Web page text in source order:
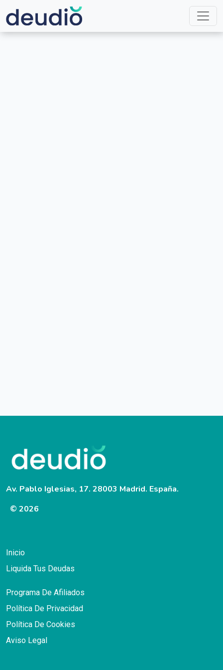
Av. Pablo Iglesias, 17. 28003 Madrid. España.
© 2026
Inicio
Liquida Tus Deudas
Programa De Afiliados
Política De Privacidad
Política De Cookies
Aviso Legal